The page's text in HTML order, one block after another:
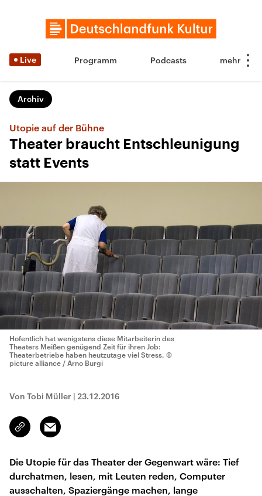
Live Programm Podcasts
Archiv
Utopie auf der Bühne
Theater braucht Entschleunigung
statt Events
Hofentlich hat wenigstens diese Mitarbeiterin des
Theaters Meißen genügend Zeit für ihren Job:
Theaterbetriebe haben heutzutage viel Stress. ©
picture alliance / Arno Burgi
Von Tobi Müller | 23.12.2016
Link
kopieren/teilen
Email
Die Utopie für das Theater der Gegenwart wäre: Tief
durchatmen, lesen, mit Leuten reden, Computer
ausschalten, Spaziergänge machen, lange